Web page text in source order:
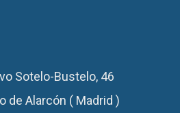
Sotelo-Bustelo, 46
de Alarcón ( Madrid )